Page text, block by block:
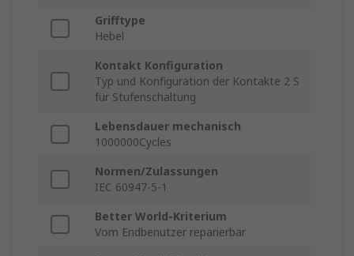
Grifftype
Hebel
Kontakt Konfiguration
Typ und Konfiguration der Kontakte 2 S
für Stufenschaltung
Lebensdauer mechanisch
1000000Cycles
Normen/Zulassungen
IEC 60947-5-1
Better World-Kriterium
Vom Endbenutzer reparierbar